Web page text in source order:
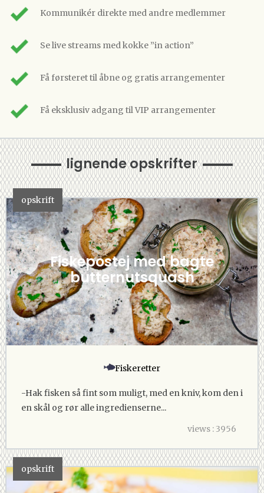
Kommunikér direkte med andre medlemmer
Se live streams med kokke ”in action”
Få førsteret til åbne og gratis arrangementer
Få eksklusiv adgang til VIP arrangementer
lignende opskrifter
opskrift
Fiskepostej med bagte
butternutsquash
Fiskeretter
-Hak fisken så fint som muligt, med en kniv, kom den i
en skål og rør alle ingredienserne...
views : 3956
opskrift